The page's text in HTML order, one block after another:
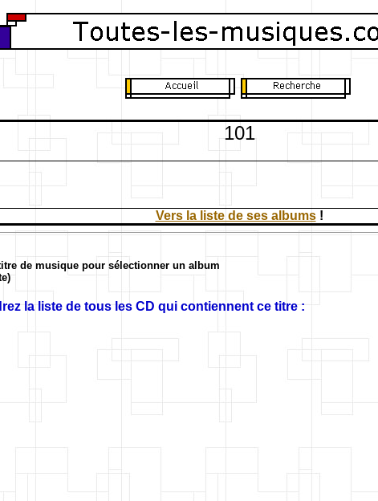
101
Vers la liste de ses albums!
de musique pour sélectionner un album
la liste de tous les CD qui contiennent ce titre :